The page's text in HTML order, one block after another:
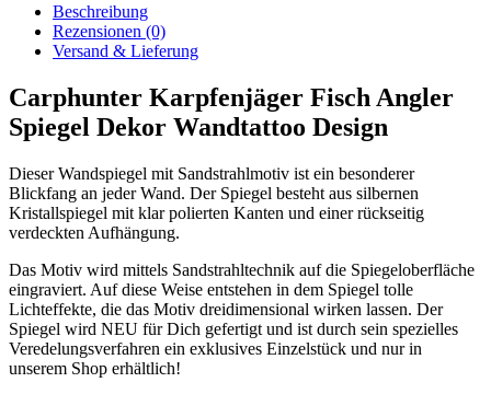
Beschreibung
Rezensionen (0)
Versand & Lieferung
Carphunter Karpfenjäger Fisch Angler
Spiegel Dekor Wandtattoo Design
Dieser Wandspiegel mit Sandstrahlmotiv ist ein besonderer
Blickfang an jeder Wand. Der Spiegel besteht aus silbernen
Kristallspiegel mit klar polierten Kanten und einer rückseitig
verdeckten Aufhängung.
Das Motiv wird mittels Sandstrahltechnik auf die Spiegeloberfläche
eingraviert. Auf diese Weise entstehen in dem Spiegel tolle
Lichteffekte, die das Motiv dreidimensional wirken lassen. Der
Spiegel wird NEU für Dich gefertigt und ist durch sein spezielles
Veredelungsverfahren ein exklusives Einzelstück und nur in
unserem Shop erhältlich!